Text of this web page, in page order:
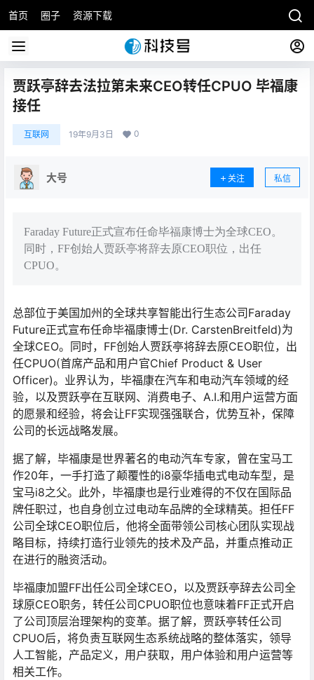
首页 圈子 资源下载
贾跃亭辞去法拉第未来CEO转任CPUO 毕福康
接任
互联网 19年9月3日 0
大号 关注 私信
Faraday Future正式宣布任命毕福康博士为全球CEO。
同时，FF创始人贾跃亭将辞去原CEO职位，出任
CPUO。
总部位于美国加州的全球共享智能出行生态公司Faraday
Future正式宣布任命毕福康博士(Dr. CarstenBreitfeld)为
全球CEO。同时，FF创始人贾跃亭将辞去原CEO职位，出
任CPUO(首席产品和用户官Chief Product & User
Officer)。业界认为，毕福康在汽车和电动汽车领域的经
验，以及贾跃亭在互联网、消费电子、A.I.和用户运营方面
的愿景和经验，将会让FF实现强强联合，优势互补，保障
公司的长远战略发展。
据了解，毕福康是世界著名的电动汽车专家，曾在宝马工
作20年，一手打造了颠覆性的i8豪华插电式电动车型，是
宝马i8之父。此外，毕福康也是行业难得的不仅在国际品
牌任职过，也自身创立过电动车品牌的全球精英。担任FF
公司全球CEO职位后，他将全面带领公司核心团队实现战
略目标，持续打造行业领先的技术及产品，并重点推动正
在进行的融资活动。
毕福康加盟FF出任公司全球CEO，以及贾跃亭辞去公司全
球原CEO职务，转任公司CPUO职位也意味着FF正式开启
了公司顶层治理架构的变革。据了解，贾跃亭转任公司
CPUO后，将负责互联网生态系统战略的整体落实，领导
人工智能，产品定义，用户获取，用户体验和用户运营等
相关工作。